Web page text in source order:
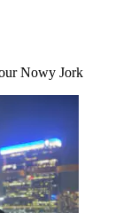
Nowy Jork